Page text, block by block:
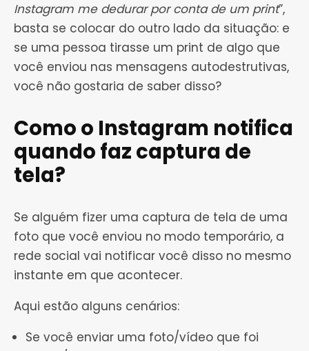
Instagram me dedurar por conta de um print”,
basta se colocar do outro lado da situação: e
se uma pessoa tirasse um print de algo que
você enviou nas mensagens autodestrutivas,
você não gostaria de saber disso?
Como o Instagram notifica
quando faz captura de
tela?
Se alguém fizer uma captura de tela de uma
foto que você enviou no modo temporário, a
rede social vai notificar você disso no mesmo
instante em que acontecer.
Aqui estão alguns cenários:
Se você enviar uma foto/vídeo que foi